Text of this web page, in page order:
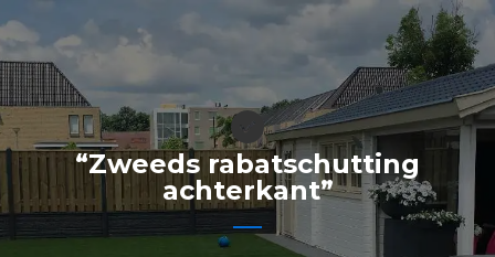
naar
de
inhoud
“Zweeds rabatschutting
achterkant”